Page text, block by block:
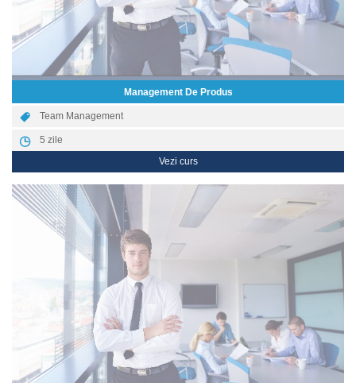
Management De Produs
Team Management
5 zile
Vezi curs